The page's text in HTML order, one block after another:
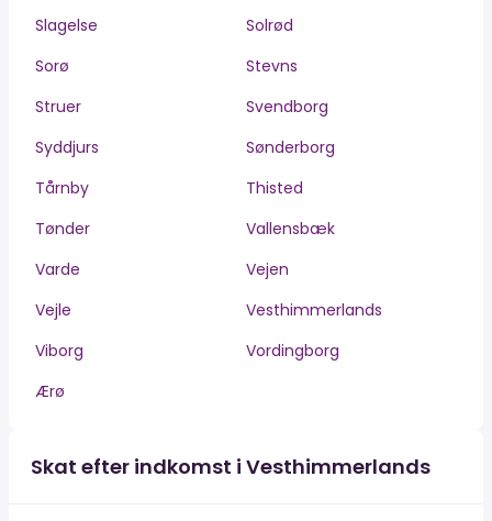
Slagelse
Solrød
Sorø
Stevns
Struer
Svendborg
Syddjurs
Sønderborg
Tårnby
Thisted
Tønder
Vallensbæk
Varde
Vejen
Vejle
Vesthimmerlands
Viborg
Vordingborg
Ærø
Skat efter indkomst i Vesthimmerlands